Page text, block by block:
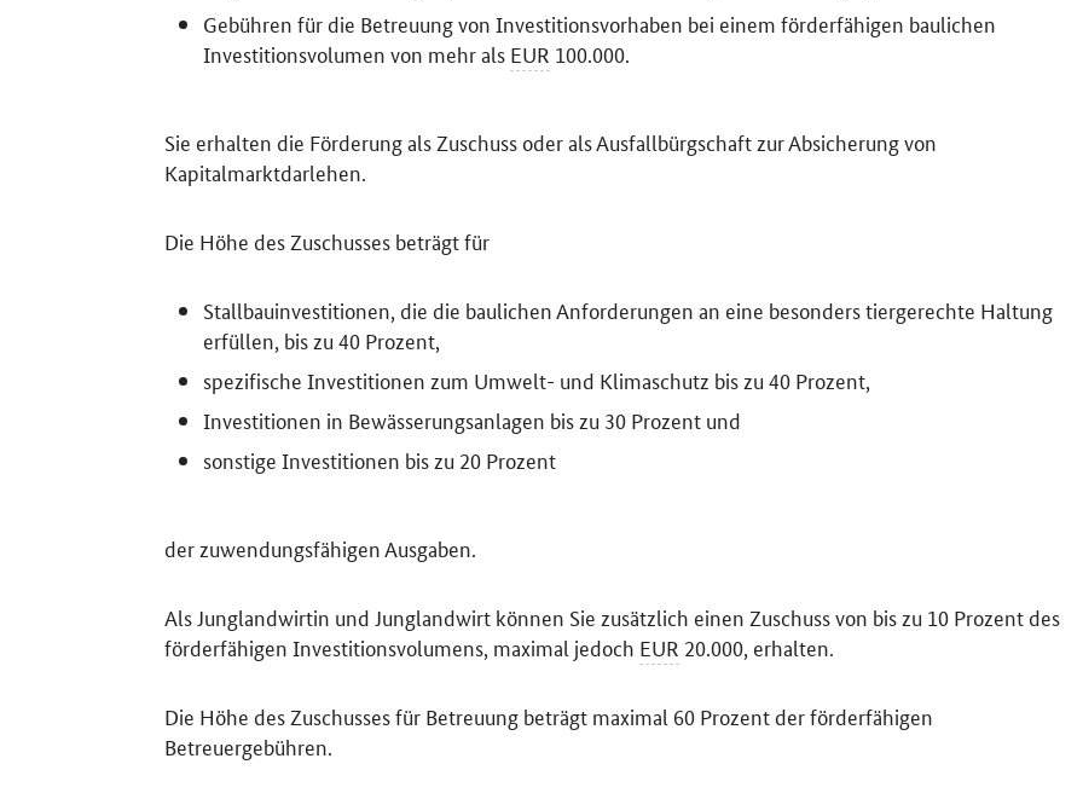
Gebühren für die Betreuung von Investitionsvorhaben bei einem förderfähigen baulichen
Investitionsvolumen von mehr als EUR 100.000.
Sie erhalten die Förderung als Zuschuss oder als Ausfallbürgschaft zur Absicherung von
Kapitalmarktdarlehen.
Die Höhe des Zuschusses beträgt für
Stallbauinvestitionen, die die baulichen Anforderungen an eine besonders tiergerechte Haltung
erfüllen, bis zu 40 Prozent,
spezifische Investitionen zum Umwelt- und Klimaschutz bis zu 40 Prozent,
Investitionen in Bewässerungsanlagen bis zu 30 Prozent und
sonstige Investitionen bis zu 20 Prozent
der zuwendungsfähigen Ausgaben.
Als Junglandwirtin und Junglandwirt können Sie zusätzlich einen Zuschuss von bis zu 10 Prozent des
förderfähigen Investitionsvolumens, maximal jedoch EUR 20.000, erhalten.
Die Höhe des Zuschusses für Betreuung beträgt maximal 60 Prozent der förderfähigen
Betreuergebühren.